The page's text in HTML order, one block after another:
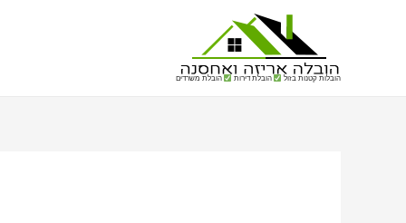
הובלות קטנות בזול הובלת דירות הובלת משרדים